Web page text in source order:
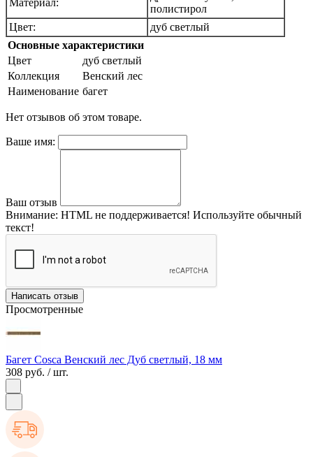
Материал:
полистирол
Цвет:
дуб светлый
Основные характеристики
Цвет
дуб светлый
Коллекция
Венский лес
Наименование багет
Нет отзывов об этом товаре.
Ваше имя:
Ваш отзыв
Внимание: HTML не поддерживается! Используйте обычный
текст!
Написать отзыв
Просмотренные
Багет Cosca Венский лес Дуб светлый, 18 мм
308 руб. / шт.